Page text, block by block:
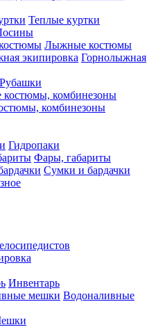
Теплые куртки
Лыжные костюмы
Горнолыжная
Рубашки
комбинезоны
Гидропаки
Фары, габариты
Сумки и бардачки
Инвентарь
Водоналивные